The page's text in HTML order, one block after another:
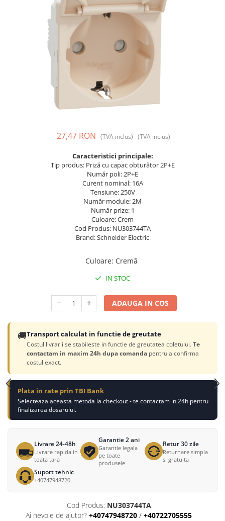
Prize și fișe industriale
Suporturi de fixare
Variator de tensiune
Întrerupătoare
27,47 RON (TVA inclus) (TVA inclus)
Caracteristici principale:
Tip produs: Priză cu capac obturător 2P+E
Număr poli: 2P+E
Curent nominal: 16A
Tensiune: 250V
Număr module: 2M
Număr prize: 1
Culoare: Crem
Cod Produs: NU303744TA
Brand: Schneider Electric
Culoare: Cremă
IN STOC
ADAUGA IN COS
🚚Transport calculat in functie de greutate
Costul livrarii se stabileste in functie de greutatea coletului.Te
contactam in maxim 24h dupa comanda pentru a confirma
costul exact.
Plata in rate prin TBI Bank
Selecteaza aceasta metoda la checkout - te contactam in 24h pentru
finalizarea dosarului.
Livrare 24-48h
Livrare rapida in
toata tara
Garantie 2 ani
Garantie legala
pe toate
produsele
Retur 30 zile
Returnare simpla
si gratuita
Suport tehnic
+40747948720
Cod Produs: NU303744TA
Ai nevoie de ajutor? +40747948720 / +40722705555